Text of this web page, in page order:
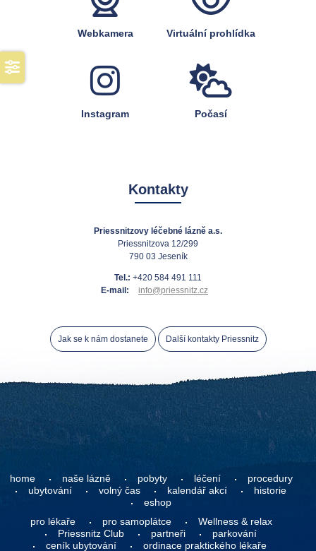
Webkamera Virtuální prohlídka
Instagram Počasí
Kontakty
Priessnitzovy léčebné lázně a.s.
Priessnitzova 12/299
790 03 Jeseník
Tel.: +420 584 491 111
E-mail:
info@priessnitz.cz
Jak se k nám dostanete Další kontakty Priessnitz
home naše lázně pobyty léčení
procedury
ubytování
volný čas kalendář akcí
historie
eshop
pro lékaře
pro samoplátce
Wellness & relax
Priessnitz Club
partneři
parkování
ceník ubytování
ordinace praktického lékaře